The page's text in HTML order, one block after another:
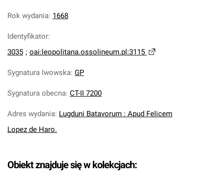
Rok wydania: 1668
Identyfikator:
3035 ; oai:leopolitana.ossolineum.pl:3115
Sygnatura lwowska: GP
Sygnatura obecna: CT-II 7200
Adres wydania: Lugduni Batavorum : Apud Felicem
Lopez de Haro.
Obiekt znajduje się w kolekcjach: